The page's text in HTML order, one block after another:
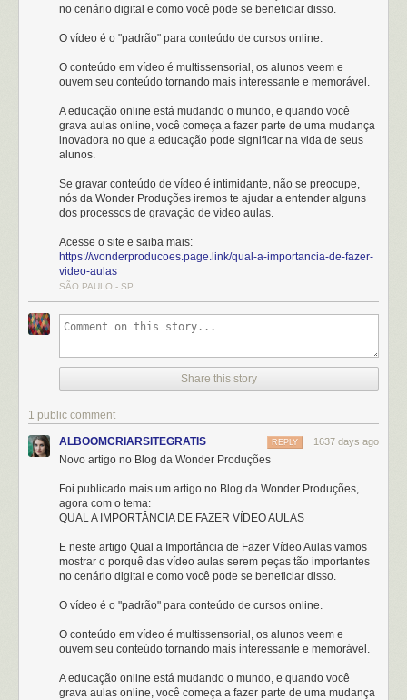
no cenário digital e como você pode se beneficiar disso.
O vídeo é o "padrão" para conteúdo de cursos online.
O conteúdo em vídeo é multissensorial, os alunos veem e
ouvem seu conteúdo tornando mais interessante e memorável.
A educação online está mudando o mundo, e quando você
grava aulas online, você começa a fazer parte de uma mudança
inovadora no que a educação pode significar na vida de seus
alunos.
Se gravar conteúdo de vídeo é intimidante, não se preocupe,
nós da Wonder Produções iremos te ajudar a entender alguns
dos processos de gravação de vídeo aulas.
Acesse o site e saiba mais:
https://wonderproducoes.page.link/qual-a-importancia-de-fazer-
video-aulas
SÃO PAULO - SP
Share this story
1 public comment
ALBOOMCRIARSITEGRATIS 1637 days ago
REPLY
Novo artigo no Blog da Wonder Produções
Foi publicado mais um artigo no Blog da Wonder Produções,
agora com o tema:
QUAL A IMPORTÂNCIA DE FAZER VÍDEO AULAS
E neste artigo Qual a Importância de Fazer Vídeo Aulas vamos
mostrar o porquê das vídeo aulas serem peças tão importantes
no cenário digital e como você pode se beneficiar disso.
O vídeo é o "padrão" para conteúdo de cursos online.
O conteúdo em vídeo é multissensorial, os alunos veem e
ouvem seu conteúdo tornando mais interessante e memorável.
A educação online está mudando o mundo, e quando você
grava aulas online, você começa a fazer parte de uma mudança